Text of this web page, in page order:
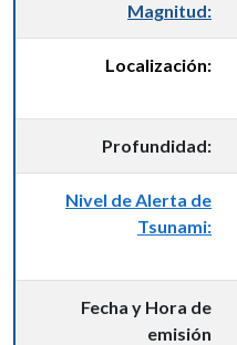
Magnitud:
Localización:
Profundidad:
Nivel de Alerta de
Tsunami:
Fecha y Hora de
emisión